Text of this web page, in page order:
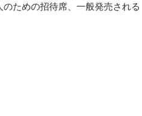
ための招待席、一般発売される